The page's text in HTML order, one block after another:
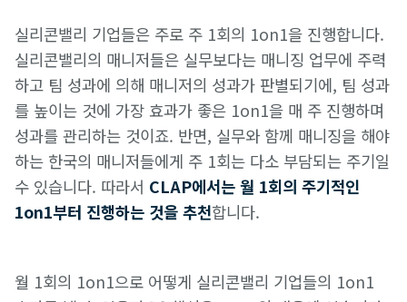
실리콘밸리 기업들은 주로 주 1회의 1on1을 진행합니다.
실리콘밸리의 매니저들은 실무보다는 매니징 업무에 주력
하고 팀 성과에 의해 매니저의 성과가 판별되기에, 팀 성과
를 높이는 것에 가장 효과가 좋은 1on1을 매 주 진행하며
성과를 관리하는 것이죠. 반면, 실무와 함께 매니징을 해야
하는 한국의 매니저들에게 주 1회는 다소 부담되는 주기일
수 있습니다. 따라서 CLAP에서는 월 1회의 주기적인
1on1부터 진행하는 것을 추천합니다.
월 1회의 1on1으로 어떻게 실리콘밸리 기업들의 1on1